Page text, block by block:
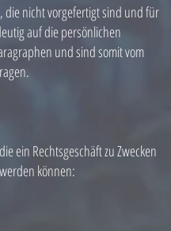
die nicht vorgefertigt sind und für
auf die persönlichen
und sind somit vom
ein Rechtsgeschäft zu Zwecken
können: